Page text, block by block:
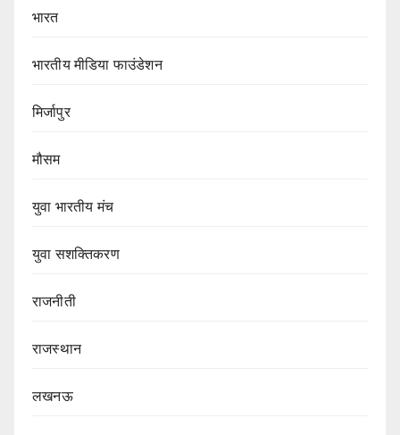
भारत
भारतीय मीडिया फाउंडेशन
मिर्जापुर
मौसम
युवा भारतीय मंच
युवा सशक्तिकरण
राजनीती
राजस्थान
लखनऊ